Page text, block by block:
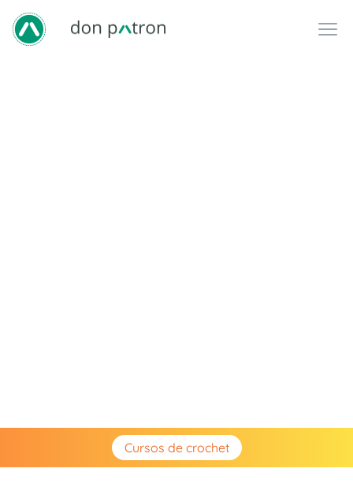
Cursos de crochet